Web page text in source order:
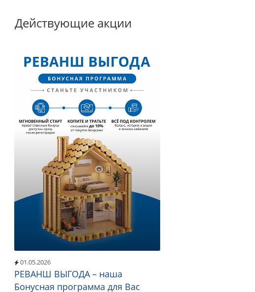
Действующие акции
01.05.2026
РЕВАНШ ВЫГОДА – наша
Бонусная программа для Вас